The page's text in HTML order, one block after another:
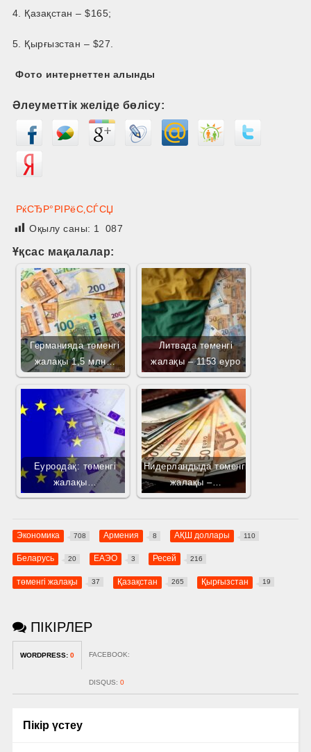
4. Қазақстан – $165;
5. Қырғызстан – $27.
Фото интернеттен алынды
Әлеуметтік желіде бөлісу:
РќСЂР°РІРёС‚СЃСЏ
Оқылу саны: 1 087
Ұқсас мақалалар:
Германияда төменгі
жалақы 1,5 млн…
Литвада төменгі
жалақы – 1153 еуро
Еуроодақ: төменгі
жалақы…
Нидерландыда төменгі
жалақы –…
Экономика 708 Армения 8 АҚШ доллары 110
Беларусь 20 ЕАЭО 3 Ресей 216
төменгі жалақы 37 Қазақстан 265 Қырғызстан 19
ПІКІРЛЕР
WORDPRESS: 0 FACEBOOK:
DISQUS: 0
Пікір үстеу